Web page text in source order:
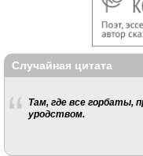
Случайная цитата
Там, где все горбаты,
уродством.